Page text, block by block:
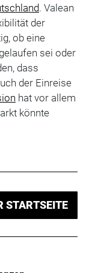
. Valean
der
ob eine
sei oder
dass
der Einreise
hat vor allem
könnte
STARTSEITE